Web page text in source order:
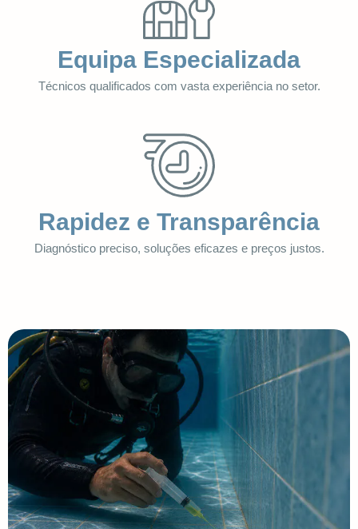
Equipa Especializada
Técnicos qualificados com vasta experiência no setor.
Rapidez e Transparência
Diagnóstico preciso, soluções eficazes e preços justos.